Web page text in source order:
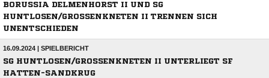
BORUSSIA DELMENHORST II UND SG
HUNTLOSEN/GROSSENKNETEN II TRENNEN SICH U
NENTSCHIEDEN
16.09.2024 | SPIELBERICHT
SG HUNTLOSEN/GROSSENKNETEN II UNTERLIEGT SF H
ATTEN-SANDKRUG